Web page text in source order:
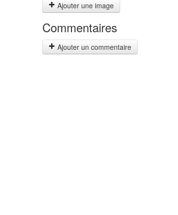
Ajouter une image
Commentaires
Ajouter un commentaire